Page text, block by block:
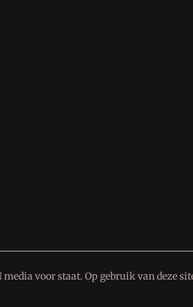
media voor staat. Op gebruik van deze